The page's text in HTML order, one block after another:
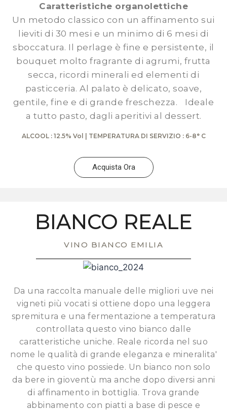
Caratteristiche organolettiche
Un metodo classico con un affinamento sui
lieviti di 30 mesi e un minimo di 6 mesi di
sboccatura. Il perlage è fine e persistente, il
bouquet molto fragrante di agrumi, frutta
secca, ricordi minerali ed elementi di
pasticceria. Al palato è delicato, soave,
gentile, fine e di grande freschezza. Ideale
a tutto pasto, dagli aperitivi al dessert.
ALCOOL : 12.5% Vol | TEMPERATURA DI SERVIZIO : 6-8° C
Acquista Ora
BIANCO REALE
VINO BIANCO EMILIA
Da una raccolta manuale delle migliori uve nei
vigneti più vocati si ottiene dopo una leggera
spremitura e una fermentazione a temperatura
controllata questo vino bianco dalle
caratteristiche uniche. Reale ricorda nel suo
nome le qualità di grande eleganza e mineralita'
che questo vino possiede. Un bianco non solo
da bere in gioventù ma anche dopo diversi anni
di affinamento in bottiglia. Trova grande
abbinamento con piatti a base di pesce e